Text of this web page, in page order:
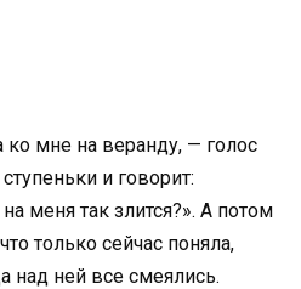
мне на веранду, — голос
и говорит:
меня так злится?». А потом
только сейчас поняла,
над ней все смеялись.